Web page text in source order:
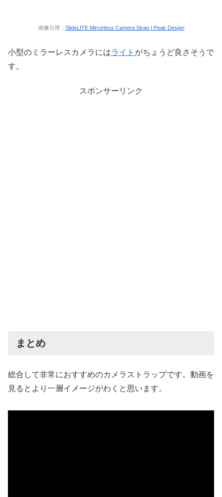
画像引用： SlideLITE Mirrorless Camera Strap | Peak Design
小型のミラーレスカメラにはライト がちょうど良さそうで
す。
スポンサーリンク
まとめ
総合して非常におすすめのカメラストラップです。動画を
見るとより一層イメージがわくと思います。